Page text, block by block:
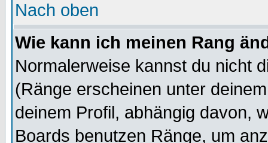
Nach oben
Wie kann ich meinen Rang
Normalerweise kannst du nicht
(Ränge erscheinen unter
deinem Profil, abhängig davon,
Boards benutzen Ränge, um